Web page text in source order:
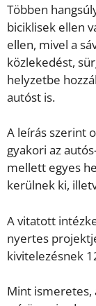
Többen
biciklisek ellen
ellen, mivel a
közlekedést,
helyzetbe
autóst is.
A leírás szerint
gyakori az
mellett egyes
kerülnek ki,
A vitatott
nyertes
kivitelezésnek
Mint ismeretes,